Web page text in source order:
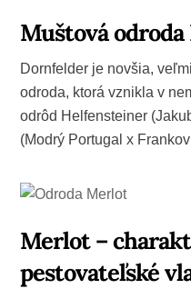
Muštová
Dornfelder je novšia,
odroda, ktorá vznikla v
odrôd Helfensteiner
(Modrý Portugal x
Merlot –
pestovateľské